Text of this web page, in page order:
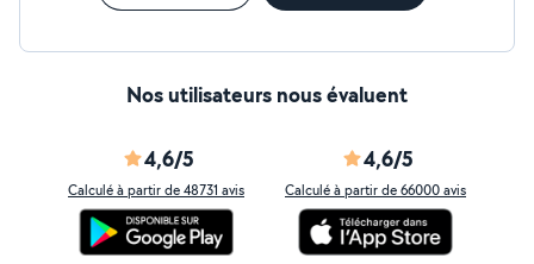
Nos utilisateurs nous évaluent
4,6/5
Calculé à partir de 48731 avis
4,6/5
Calculé à partir de 66000 avis